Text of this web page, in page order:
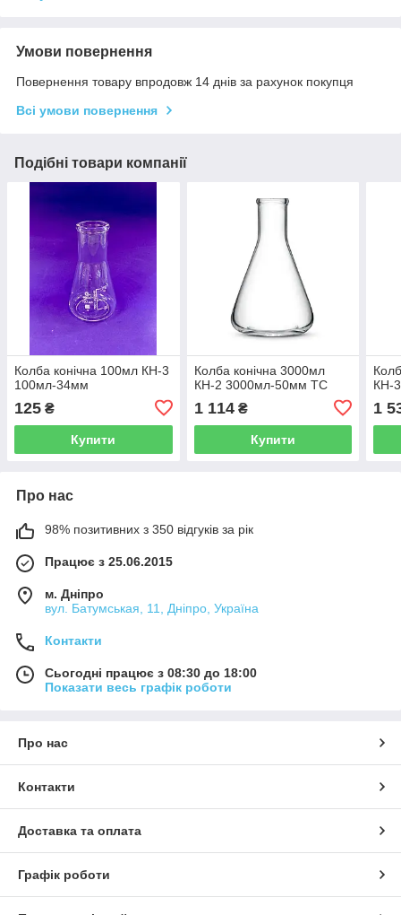
Умови повернення
Повернення товару впродовж 14 днів за рахунок покупця
Всі умови повернення
Подібні товари компанії
Колба конічна 100мл КН-3
100мл-34мм
125 ₴
Купити
Колба конічна 3000мл
КН-2 3000мл-50мм ТС
1 114₴
Купити
КН-
1
Про нас
98% позитивних з 350 відгуків за рік
Працює з 25.06.2015
м. Дніпро
вул. Батумськая, 11, Дніпро, Україна
Контакти
Сьогодні працює з 08:30 до 18:00
Показати весь графік роботи
Про нас
Контакти
Доставка та оплата
Графік роботи